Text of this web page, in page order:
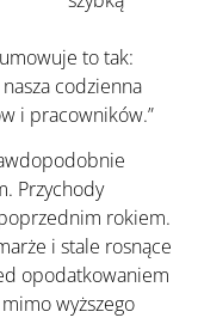
to tak:
codzienna
i pracowników.”
Przychody
rokiem.
i stale rosnące
opodatkowaniem
mimo wyższego